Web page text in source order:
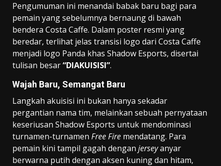
Pengumuman ini menandai babak baru bagi para
pemain yang sebelumnya bernaung di bawah
bendera Costa Caffe. Dalam poster resmi yang
beredar, terlihat jelas transisi logo dari Costa Caffe
menjadi logo Panda khas Shadow Esports, disertai
tulisan besar“DIAKUISISI”.
Wajah Baru, Semangat Baru
Langkah akuisisi ini bukan hanya sekadar
pergantian nama tim, melainkan sebuah pernyataan
keseriusan Shadow Esports untuk mendominasi
turnamen-turnamen Free Fire mendatang. Para
pemain kini tampil gagah dengan jerseyanyar
berwarna putih dengan aksen kuning dan hitam,